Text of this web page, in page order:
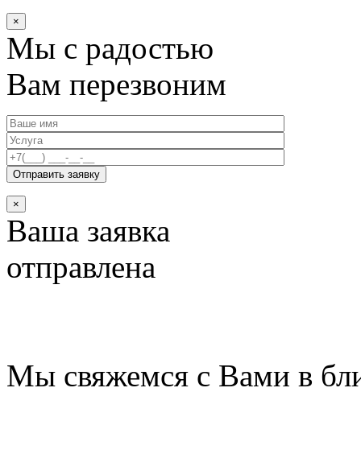
×
Мы с радостью
Вам перезвоним
×
Ваша заявка
отправлена
Мы свяжемся с Вами в